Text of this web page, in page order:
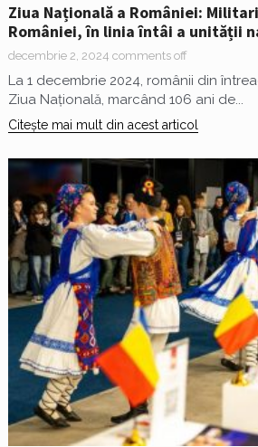
Ziua Națională a României:
României, în linia întâi a unității
decembrie 2, 2024 comments off
La 1 decembrie 2024, românii din
Ziua Națională, marcând 106 ani de...
Citește mai mult din acest articol